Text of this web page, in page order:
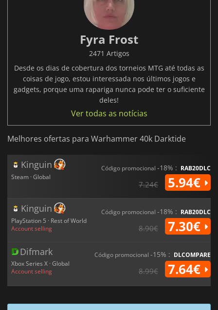
Fyra Frost
2471 Artigos
Desde os dias de cobertura dos torneios MTG até todas as
coisas de jogo, estou interessada nos últimos jogos e
gadgets, porque uma rapariga nunca pode ter o suficiente
deles!
Ver todas as notícias
Melhores ofertas para Warhammer 40k Darktide
Kinguin
Steam · Global
Código promocional -18% : RAB20DLC
7.24€ 5.94€
Kinguin
PlayStation 5 · Rest of World
Account selling
Código promocional -18% : RAB20DLC
8.90€ 7.30€
Difmark
Xbox Series X · Global
Account selling
Código promocional -15% : DLCOMPARE
8.99€ 7.64€